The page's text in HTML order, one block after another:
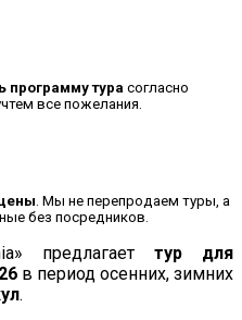
программу тура согласно
все пожелания.
. Мы не перепродаем туры, а
без посредников.
предлагает тур для
в период осенних, зимних
.